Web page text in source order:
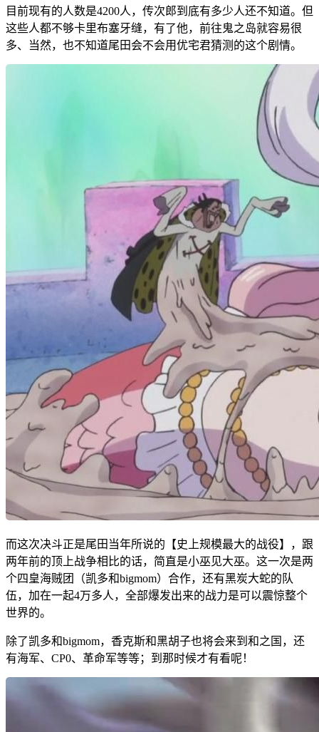
目前现有的人数是4200人，传次郎到底有多少人还不知道。但
这些人都不够卡里布塞牙缝，有了他，前往鬼之岛就容易很
多、当然，也不知道尾田会不会用优宅君猜测的这个剧情。
而这次决斗正是尾田当年所说的【史上规模最大的战役】，跟
两年前的顶上战争相比的话，简直是小巫见大巫。这一次是两
个四皇海贼团（凯多和bigmom）合作，还有黑炭大蛇的队
伍，加在一起4万多人，全部爆发出来的战力是可以震惊整个
世界的。
除了凯多和bigmom，香克斯和黑胡子也将会来到和之国，还
有海军、CP0、革命军等等；到那时候才有看呢！